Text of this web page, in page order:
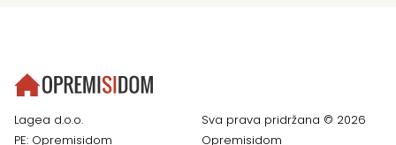
Lagea d.o.o.
PE: Opremisidom
Sva prava pridržana © 2026
Opremisidom